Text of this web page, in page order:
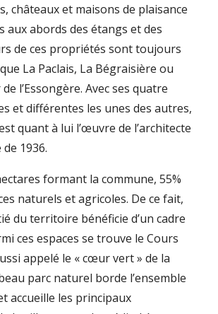
châteaux et maisons de plaisance
aux abords des étangs et des
de ces propriétés sont toujours
La Paclais, La Bégraisière ou
l’Essongère. Avec ses quatre
et différentes les unes des autres,
quant à lui l’œuvre de l’architecte
1936.
formant la commune, 55%
naturels et agricoles. De ce fait,
du territoire bénéficie d’un cadre
ces espaces se trouve le Cours
appelé le « cœur vert » de la
parc naturel borde l’ensemble
accueille les principaux